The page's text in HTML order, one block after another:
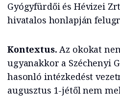
Gyógyfürdői és Hévizei
hivatalos honlapján
Kontextus. Az okokat
ugyanakkor a Széchenyi
hasonló intézkedést
augusztus 1-jétől nem